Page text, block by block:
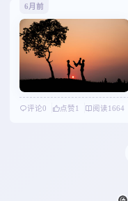
6月前
评论0 点赞1 阅读1664